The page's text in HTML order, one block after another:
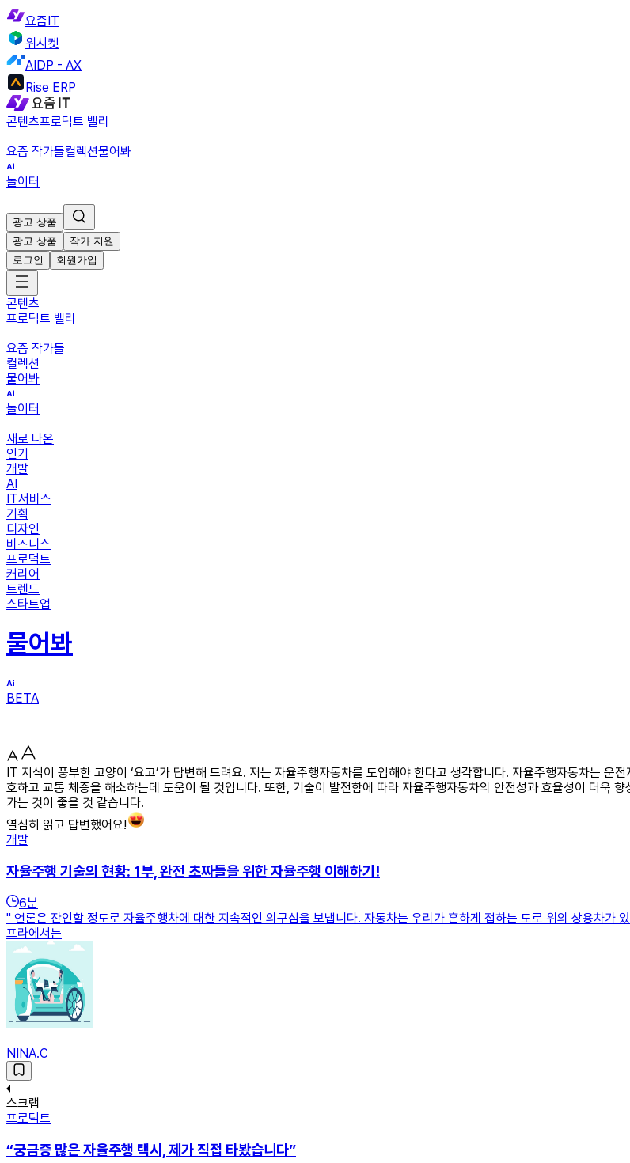
요즘IT
위시켓
AIDP - AX
Rise ERP
콘텐츠프로덕트 밸리
요즘 작가들컬렉션물어봐
놀이터
광고 상품
광고 상품
작가 지원
로그인
회원가입
콘텐츠
프로덕트 밸리
요즘 작가들
컬렉션
물어봐
놀이터
새로 나온
인기
개발
AI
IT서비스
기획
디자인
비즈니스
프로덕트
커리어
트렌드
스타트업
물어봐
BETA
IT 지식이 풍부한 고양이 ‘요고’가 답변해 드려요. 저는 자율주행자동차를 도입해야 한다고 생각합니다. 자율주행자동차는 운
호하고 교통 체증을 해소하는데 도움이 될 것입니다. 또한, 기술이 발전함에 따라 자율주행자동차의 안전성과 효율성이 더욱
가는 것이 좋을 것 같습니다.
열심히 읽고 답변했어요!
개발
자율주행 기술의 현황: 1부, 완전 초짜들을 위한 자율주행 이해하기!
6분
" 언론은 잔인할 정도로 자율주행차에 대한 지속적인 의구심을 보냅니다. 자동차는 우리가 흔하게 접하는 도로 위의 상용차가
프라에서는
NINA.C
스크랩
프로덕트
“궁금증 많은 자율주행 택시, 제가 직접 타봤습니다”